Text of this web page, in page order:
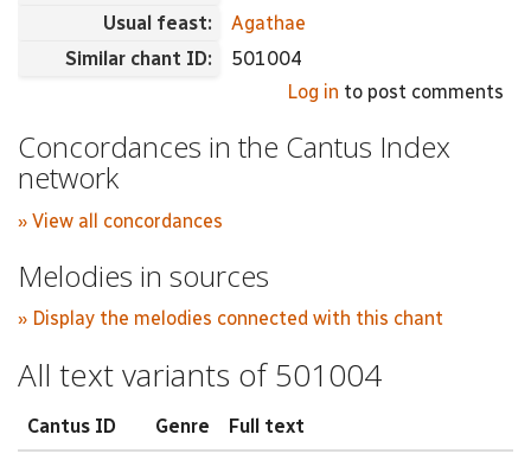
Usual feast:
Agathae
Similar chant ID:
501004
Log in to post comments
Concordances in the Cantus Index
network
» View all concordances
Melodies in sources
» Display the melodies connected with this chant
All text variants of 501004
Cantus ID Genre Full text